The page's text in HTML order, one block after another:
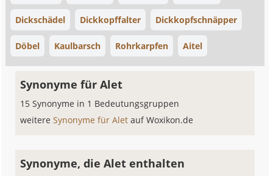
Dickschädel Dickkopffalter Dickkopfschnäpper
Döbel Kaulbarsch Rohrkarpfen Aitel
Synonyme für Alet
15 Synonyme in 1 Bedeutungsgruppen
weitereSynonyme für Aletauf Woxikon.de
Synonyme, die Alet enthalten